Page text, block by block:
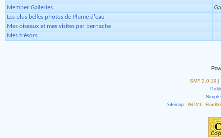
Member Galleries
Les plus belles photos de Plume d'eau
Mes oiseaux et mes visites par bernache
Mes trésors
SMF 2.0.19 |
Sitemap
XHTML Flux